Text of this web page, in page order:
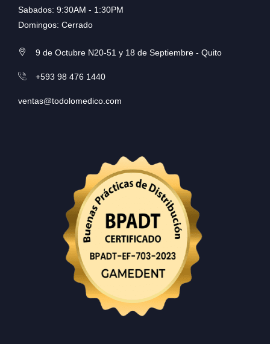
Sabados: 9:30AM - 1:30PM
Domingos: Cerrado
9 de Octubre N20-51 y 18 de Septiembre - Quito
+593 98 476 1440
ventas@todolomedico.com